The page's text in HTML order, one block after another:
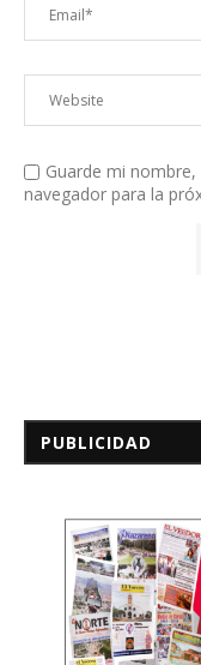
Guarde mi
navegador para la
PUBLICIDAD